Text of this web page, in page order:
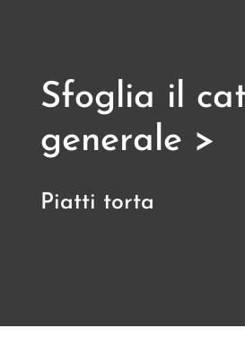
Sfoglia il
generale >
Piatti torta